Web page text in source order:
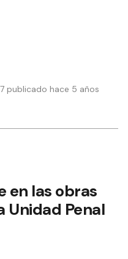
publicado hace 5 años
en las obras
Unidad Penal